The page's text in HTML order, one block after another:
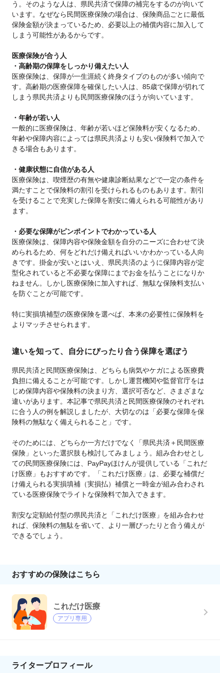
う。そのような人は、県民共済で保障の補完をするのが向いて
います。なぜなら民間医療保険の場合は、保険商品ごとに最低
保険金額が決まっているため、必要以上の補償内容に加入して
しまう可能性があるからです。
医療保険が合う人
・高齢期の保障をしっかり備えたい人
医療保険は、保障が一生涯続く終身タイプのものが多い傾向で
す。高齢期の医療保障を確保したい人は、85歳で保障が切れて
しまう県民共済よりも民間医療保険のほうが向いています。
・年齢が若い人
一般的に医療保険は、年齢が若いほど保険料が安くなるため、
年齢や保障内容によっては県民共済よりも安い保険料で加入で
きる場合もあります。
・健康状態に自信がある人
医療保険は、喫煙歴の有無や健康診断結果などで一定の条件を
満たすことで保険料の割引を受けられるものもあります。割引
を受けることで充実した保障を割安に備えられる可能性があり
ます。
・必要な保障がピンポイントでわかっている人
医療保険は、保障内容や保険金額を自分のニーズに合わせて決
められるため、何をどれだけ備えればいいかわかっている人向
きです。掛金が安いとはいえ、県民共済のように保障内容が定
型化されていると不必要な保障にまでお金を払うことになりか
ねません。しかし医療保険に加入すれば、無駄な保険料支払い
を防ぐことが可能です。
特に実損填補型の医療保険を選べば、本来の必要性に保険料を
よりマッチさせられます。
違いを知って、自分にぴったり合う保障を選ぼう
県民共済と民間医療保険は、どちらも病気やケガによる医療費
負担に備えることが可能です。しかし運営機関や監督官庁をは
じめ保障内容や保険料の決まり方、選択可否など、さまざまな
違いがあります。本記事で県民共済と民間医療保険のそれぞれ
に合う人の例を解説しましたが、大切なのは「必要な保障を保
険料の無駄なく備えられること」です。
そのためには、どちらか一方だけでなく「県民共済＋民間医療
保険」といった選択肢も検討してみましょう。組み合わせとし
ての民間医療保険には、PayPayほけんが提供している「これだ
け医療」もおすすめです。「これだけ医療」は、必要な補償だ
け備えられる実損填補（実損払）補償と一時金が組み合わされ
ている医療保険でライトな保険料で加入できます。
割安な定額給付型の県民共済と「これだけ医療」を組み合わせ
れば、保険料の無駄を省いて、より一層ぴったりと合う備えが
できるでしょう。
おすすめの保険はこちら
これだけ医療
アプリ専用
ライタープロフィール